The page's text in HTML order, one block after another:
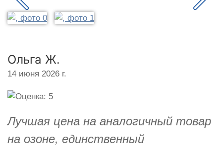
Ольга Ж.
14 июня 2026 г.
Лучшая цена на аналогичный товар
на озоне, единственный